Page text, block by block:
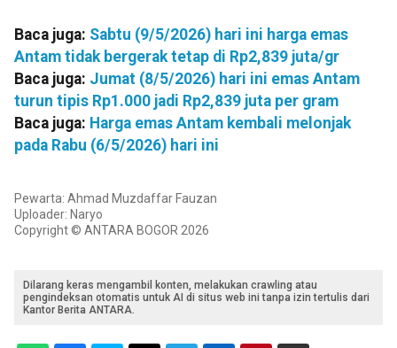
Baca juga: Sabtu (9/5/2026) hari ini harga emas
Antam tidak bergerak tetap di Rp2,839 juta/gr
Baca juga: Jumat (8/5/2026) hari ini emas Antam
turun tipis Rp1.000 jadi Rp2,839 juta per gram
Baca juga: Harga emas Antam kembali melonjak
pada Rabu (6/5/2026) hari ini
Pewarta: Ahmad Muzdaffar Fauzan
Uploader: Naryo
Copyright © ANTARA BOGOR 2026
Dilarang keras mengambil konten, melakukan crawling atau
pengindeksan otomatis untuk AI di situs web ini tanpa izin tertulis dari
Kantor Berita ANTARA.